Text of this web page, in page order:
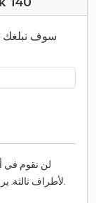
سوف نبلغك
لن نقوم في
لأطراف ثالثة.الخاصة بنا.